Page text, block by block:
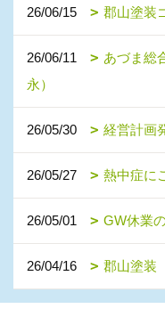
26/06/15 郡山塗装
26/06/11
あづま総
永）
26/05/30 経営計画
26/05/27 熱中症に
26/05/01 GW休業
26/04/16 郡山塗装